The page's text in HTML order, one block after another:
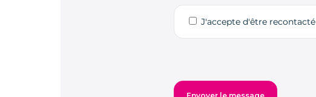
J'accepte d'être recontacté